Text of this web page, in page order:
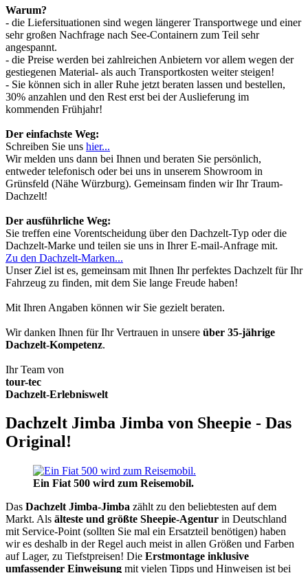
Warum?
- die Liefersituationen sind wegen längerer Transportwege und einer
sehr großen Nachfrage nach See-Containern zum Teil sehr
angespannt.
- die Preise werden bei zahlreichen Anbietern vor allem wegen der
gestiegenen Material- als auch Transportkosten weiter steigen!
- Sie können sich in aller Ruhe jetzt beraten lassen und bestellen,
30% anzahlen und den Rest erst bei der Auslieferung im
kommenden Frühjahr!
Der einfachste Weg:
Schreiben Sie uns hier...
Wir melden uns dann bei Ihnen und beraten Sie persönlich,
entweder telefonisch oder bei uns in unserem Showroom in
Grünsfeld (Nähe Würzburg). Gemeinsam finden wir Ihr Traum-
Dachzelt!
Der ausführliche Weg:
Sie treffen eine Vorentscheidung über den Dachzelt-Typ oder die
Dachzelt-Marke und teilen sie uns in Ihrer E-mail-Anfrage mit.
Zu den Dachzelt-Marken...
Unser Ziel ist es, gemeinsam mit Ihnen Ihr perfektes Dachzelt für Ihr
Fahrzeug zu finden, mit dem Sie lange Freude haben!
Mit Ihren Angaben können wir Sie gezielt beraten.
Wir danken Ihnen für Ihr Vertrauen in unsere über 35-jährige
Dachzelt-Kompetenz.
Ihr Team von
tour-tec
Dachzelt-Erlebniswelt
Dachzelt Jimba Jimba von Sheepie - Das
Original!
Ein Fiat 500 wird zum Reisemobil.
Das Dachzelt Jimba-Jimba zählt zu den beliebtesten auf dem
Markt. Als älteste und größte Sheepie-Agentur in Deutschland
mit Service-Point (sollten Sie mal ein Ersatzteil benötigen) haben
wir es deshalb in der Regel auch meist in allen Größen und Farben
auf Lager, zu Tiefstpreisen! Die Erstmontage inklusive
umfassender Einweisung mit vielen Tipps und Hinweisen ist bei